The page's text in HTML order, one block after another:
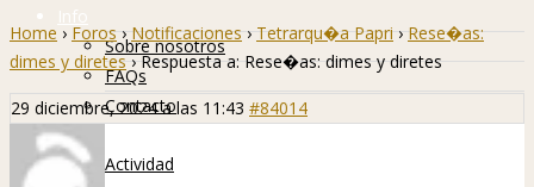
Info
Sobre nosotros
FAQs
Contacto
Hislibreños
Actividad
Home › Foros › Notificaciones › Tetrarqu�a Papri › Rese�as:
dimes y diretes › Respuesta a: Rese�as: dimes y diretes
29 diciembre, 2024 a las 11:43 #84014